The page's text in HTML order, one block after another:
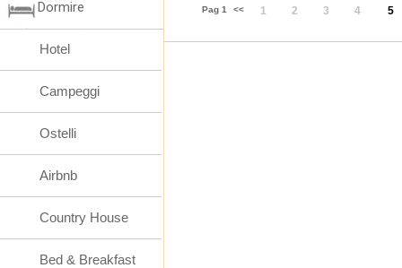
Pag 1 << 1 2 3 4 5
Dormire
Hotel
Campeggi
Ostelli
Airbnb
Country House
Bed & Breakfast